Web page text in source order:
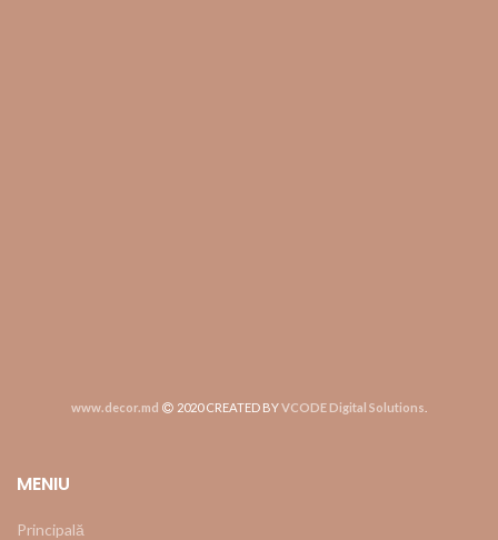
www.decor.md 2020 CREATED BYVCODE Digital Solutions
MENIU
Principală